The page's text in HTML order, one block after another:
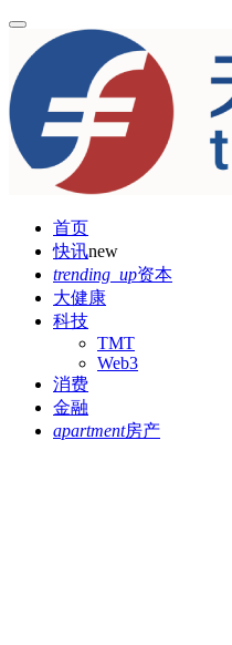
首页
快讯new
trending_up资本
大健康
科技
TMT
Web3
消费
金融
apartment房产